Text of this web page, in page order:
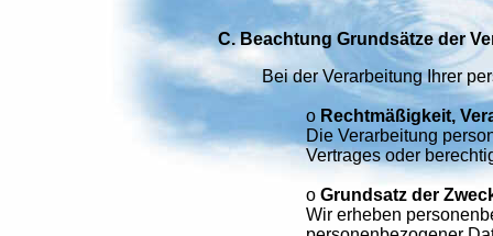
C. Beachtung Grundsätze der
Bei der Verarbeitung Ihrer
o Rechtmäßigkeit,
Die Verarbeitung
Vertrages oder
o Grundsatz der
Wir erheben